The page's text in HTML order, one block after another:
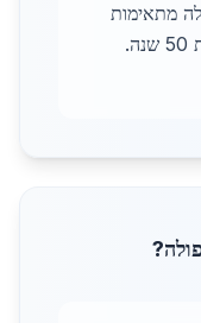
מתאימות
לאקלים לח. פחות תחזוקה, עמידות 50 שנה.